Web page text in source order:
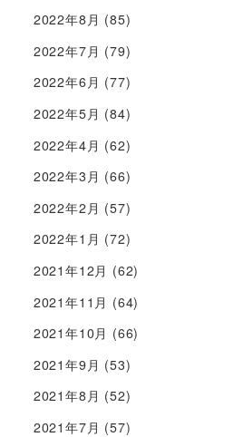
2022年8月 (85)
2022年7月 (79)
2022年6月 (77)
2022年5月 (84)
2022年4月 (62)
2022年3月 (66)
2022年2月 (57)
2022年1月 (72)
2021年12月 (62)
2021年11月 (64)
2021年10月 (66)
2021年9月 (53)
2021年8月 (52)
2021年7月 (57)